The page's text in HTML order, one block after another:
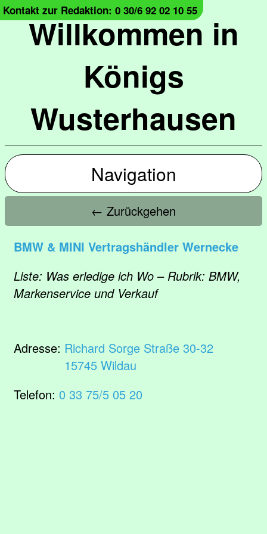
Willkommen in
Königs
Wusterhausen
Kontakt zur Redaktion: 0 30/6 92 02 10 55
Navigation
← Zurückgehen
BMW & MINI Vertragshändler Wernecke
Liste: Was erledige ich Wo – Rubrik: BMW,
Markenservice und Verkauf
Adresse: Richard Sorge Straße 30-32
15745 Wildau
Telefon: 0 33 75/5 05 20